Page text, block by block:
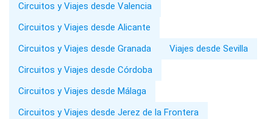
Circuitos y Viajes desde Valencia
Circuitos y Viajes desde Alicante
Circuitos y Viajes desde Granada
Viajes desde Sevilla
Circuitos y Viajes desde Córdoba
Circuitos y Viajes desde Málaga
Circuitos y Viajes desde Jerez de la Frontera